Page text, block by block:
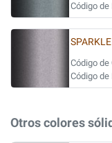
Código de
Código de
Código de
Otros colores